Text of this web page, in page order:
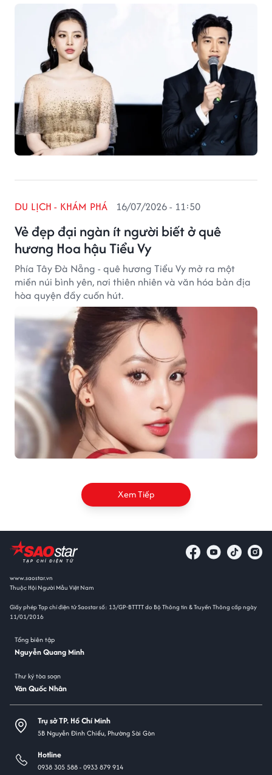
Vẻ đẹp đại ngàn ít người biết ở quê
hương Hoa hậu Tiểu Vy
DU LỊCH - KHÁM PHÁ 16/07/2026 - 11:50
Phía Tây Đà Nẵng - quê hương Tiểu Vy mở ra một
miền núi bình yên, nơi thiên nhiên và văn hóa bản địa
hòa quyện đầy cuốn hút.
Xem Tiếp
www.saostar.vn
Thuộc Hội Người Mẫu Việt Nam
Giấy phép Tạp chí điện tử Saostar số: 13/GP-BTTTT do Bộ Thông tin & Truyền Thông cấp ngày
11/01/2016
Tổng biên tập
Nguyễn Quang Minh
Thư ký tòa soạn
Văn Quốc Nhân
Trụ sở TP. Hồ Chí Minh
5B Nguyễn Đình Chiểu, Phường Sài Gòn
Hotline
0938 305 588 -0933 879 914